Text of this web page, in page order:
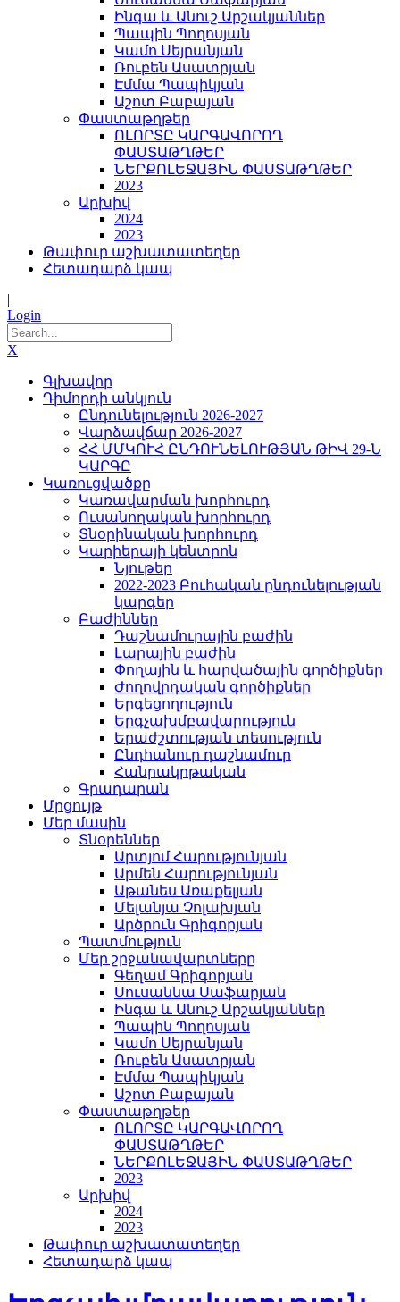
Ինգա և Անուշ Արշակյաններ
Պապին Պողոսյան
Կամո Սեյրանյան
Ռուբեն Ասատրյան
Էմմա Պապիկյան
Աշոտ Բաբայան
Փաստաթղթեր
ՈԼՈՐՏԸ ԿԱՐԳԱՎՈՐՈՂ
ՓԱՍՏԱԹՂԹԵՐ
ՆԵՐՔՈԼԵՋԱՅԻՆ ՓԱՍՏԱԹՂԹԵՐ
2023
Արխիվ
2024
2023
Թափուր աշխատատեղեր
Հետադարձ կապ
|
Login
X
Գլխավոր
Դիմորդի անկյուն
Ընդունելություն 2026-2027
Վարձավճար 2026-2027
ՀՀ ՄՄԿՈՒՀ ԸՆԴՈՒՆԵԼՈՒԹՅԱՆ ԹԻՎ 29-Ն
ԿԱՐԳԸ
Կառուցվածքը
Կառավարման խորհուրդ
Ուսանողական խորհուրդ
Տնօրինական խորհուրդ
Կարիերայի կենտրոն
Նյութեր
2022-2023 Բուհական ընդունելության
կարգեր
Բաժիններ
Դաշնամուրային բաժին
Լարային բաժին
Փողային և հարվածային գործիքներ
Ժողովրդական գործիքներ
Երգեցողություն
Երգչախմբավարություն
Երաժշտության տեսություն
Ընդհանուր դաշնամուր
Հանրակրթական
Գրադարան
Մրցույթ
Մեր մասին
Տնօրեններ
Արտյոմ Հարությունյան
Արմեն Հարությունյան
Աթանես Առաքելյան
Մելանյա Չոլախյան
Արծրուն Գրիգորյան
Պատմություն
Մեր շրջանավարտները
Գեղամ Գրիգորյան
Սուսաննա Սաֆարյան
Ինգա և Անուշ Արշակյաններ
Պապին Պողոսյան
Կամո Սեյրանյան
Ռուբեն Ասատրյան
Էմմա Պապիկյան
Աշոտ Բաբայան
Փաստաթղթեր
ՈԼՈՐՏԸ ԿԱՐԳԱՎՈՐՈՂ
ՓԱՍՏԱԹՂԹԵՐ
ՆԵՐՔՈԼԵՋԱՅԻՆ ՓԱՍՏԱԹՂԹԵՐ
2023
Արխիվ
2024
2023
Թափուր աշխատատեղեր
Հետադարձ կապ